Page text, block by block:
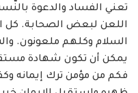
‏تعني الفساد والدعوة
اللعن لبعض الصحابة. كل
السلام وكلهم ملعونون.
يمكن أن تكون شهادة
فكم من مؤمن ترك إيمانه